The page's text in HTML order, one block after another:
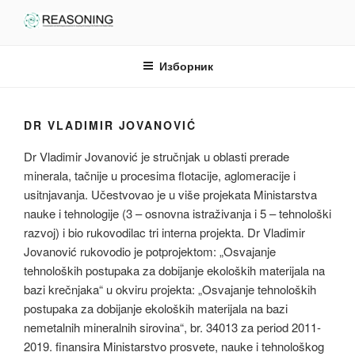
Изборник
DR VLADIMIR JOVANOVIĆ
Dr Vladimir Jovanović je stručnjak u oblasti prerade
minerala, tačnije u procesima flotacije, aglomeracije i
usitnjavanja. Učestvovao je u više projekata Ministarstva
nauke i tehnologije (3 – osnovna istraživanja i 5 – tehnološki
razvoj) i bio rukovodilac tri interna projekta. Dr Vladimir
Jovanović rukovodio je potprojektom: „Osvajanje
tehnoloških postupaka za dobijanje ekoloških materijala na
bazi krečnjaka“ u okviru projekta: „Osvajanje tehnoloških
postupaka za dobijanje ekoloških materijala na bazi
nemetalnih mineralnih sirovina“, br. 34013 za period 2011-
2019. finansira Ministarstvo prosvete, nauke i tehnološkog